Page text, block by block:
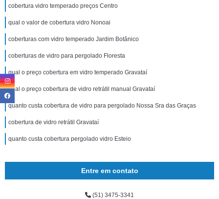
cobertura vidro temperado preços Centro
qual o valor de cobertura vidro Nonoai
coberturas com vidro temperado Jardim Botânico
coberturas de vidro para pergolado Floresta
qual o preço cobertura em vidro temperado Gravataí
qual o preço cobertura de vidro retrátil manual Gravataí
quanto custa cobertura de vidro para pergolado Nossa Sra das Graças
cobertura de vidro retrátil Gravataí
quanto custa cobertura pergolado vidro Esteio
Entre em contato
(51) 3475-3341